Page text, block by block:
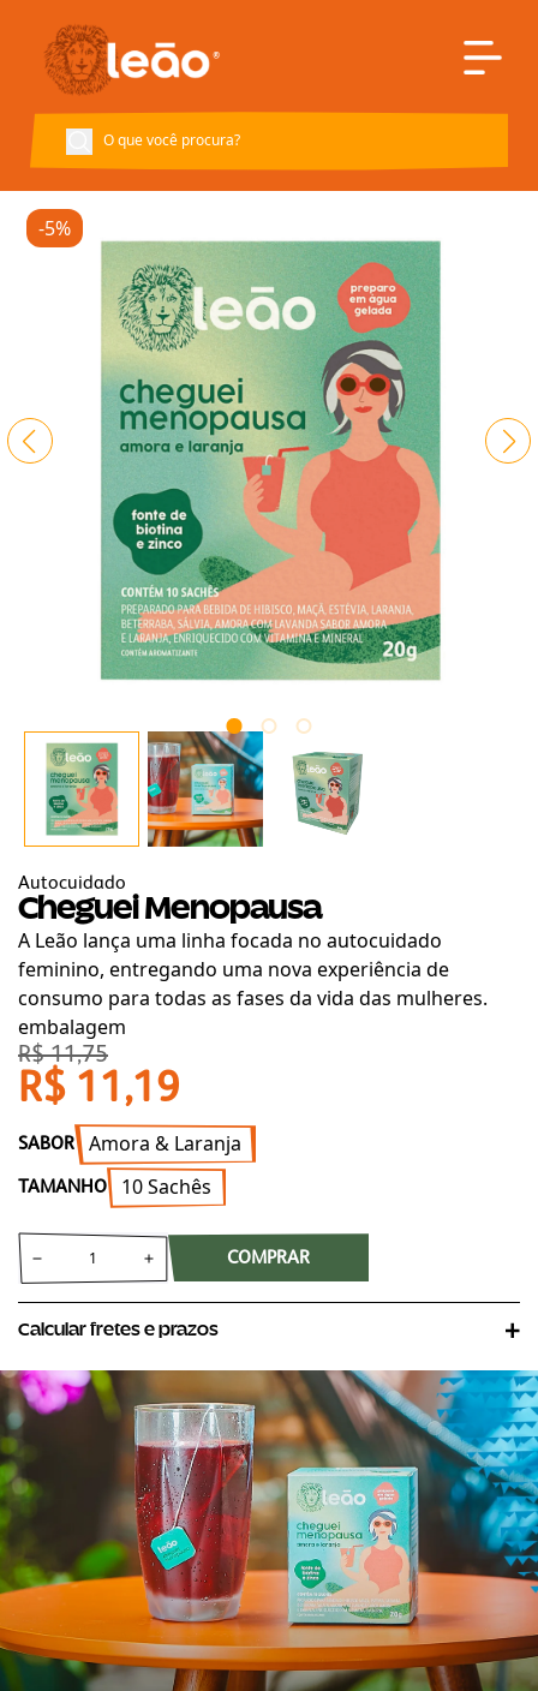
Voltar à página inicial
-5%
Autocuidado
Cheguei Menopausa
A Leão lança uma linha focada no autocuidado
feminino, entregando uma nova experiência de
consumo para todas as fases da vida das mulheres.
embalagem
R$ 11,75
R$ 11,19
SABOR Amora & Laranja
TAMANHO 10 Sachês
COMPRAR
Calcular fretes e prazos